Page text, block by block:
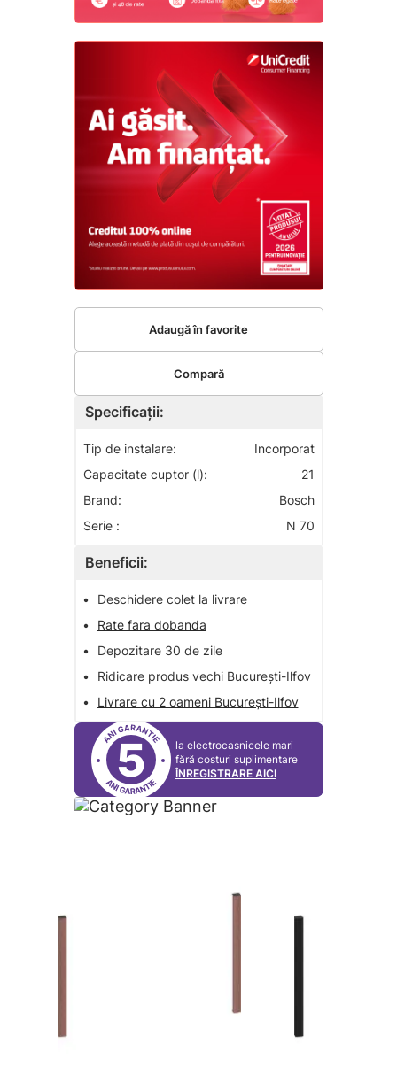
Specificații:
Tip de instalare:
Incorporat
Capacitate cuptor (l):
21
Brand:
Bosch
Serie :
N 70
Beneficii:
•
Deschidere colet la livrare
•
Rate fara dobanda
•
Depozitare 30 de zile
•
Ridicare produs vechi București-Ilfov
•
Livrare cu 2 oameni București-Ilfov
5
la electrocasnicele mari
fără costuri suplimentare
ÎNREGISTRARE AICI
Adaugă în favorite
Compară